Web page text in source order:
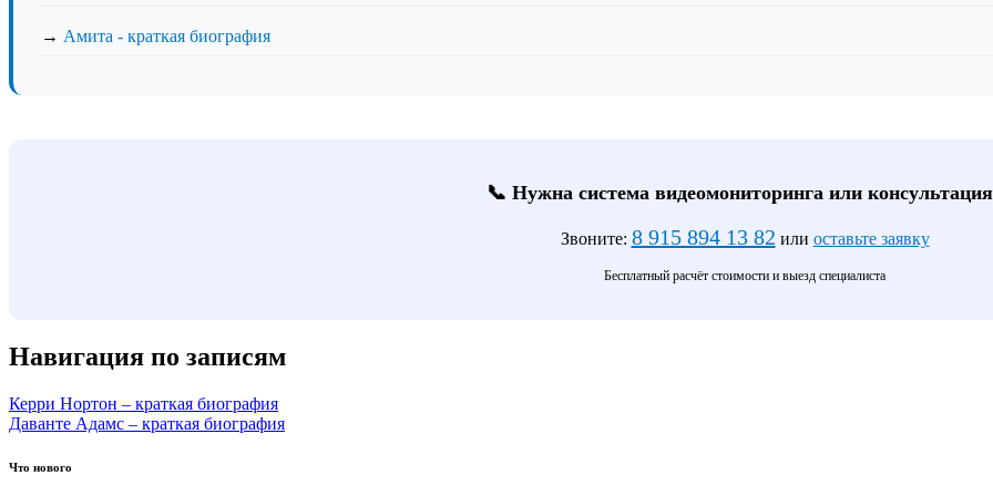
→ Амита - краткая биография
📞 Нужна система видеомониторинга или
Звоните: 8 915 894 13 82 или оставьте заявку
Бесплатный расчёт стоимости и выезд специалиста
Навигация по записям
Керри Нортон – краткая биография
Даванте Адамс – краткая биография
Что нового